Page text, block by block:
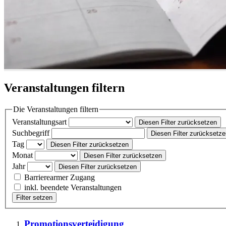
Veranstaltungen filtern
Die Veranstaltungen filtern
Veranstaltungsart
Diesen Filter zurücksetzen
Suchbegriff Diesen Filter
Tag Diesen Filter zurücksetzen
Monat Diesen Filter zurücksetzen
Jahr Diesen Filter zurücksetzen
Barrierearmer Zugang
inkl. beendete Veranstaltungen
Filter setzen
Promotionsverteidigung